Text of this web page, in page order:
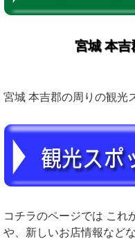
宮城 本吉
宮城 本吉郡の周りの観光
コチラのページでは これ
や、新しいお店情報など